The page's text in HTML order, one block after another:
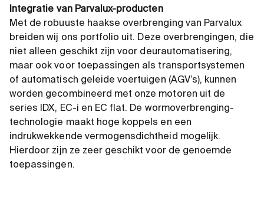
Integratie van Parvalux-producten
Met de robuuste haakse overbrenging van Parvalux
breiden wij ons portfolio uit. Deze overbrengingen, die
niet alleen geschikt zijn voor deurautomatisering,
maar ook voor toepassingen als transportsystemen
of automatisch geleide voertuigen (AGV’s), kunnen
worden gecombineerd met onze motoren uit de
series IDX, EC-i en EC flat. De wormoverbrenging-
technologie maakt hoge koppels en een
indrukwekkende vermogensdichtheid mogelijk.
Hierdoor zijn ze zeer geschikt voor de genoemde
toepassingen.